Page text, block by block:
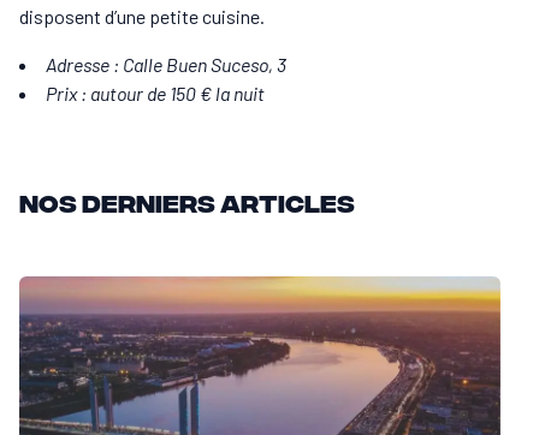
disposent d’une petite cuisine.
Adresse : Calle Buen Suceso, 3
Prix : autour de 150 € la nuit
Nos derniers articles